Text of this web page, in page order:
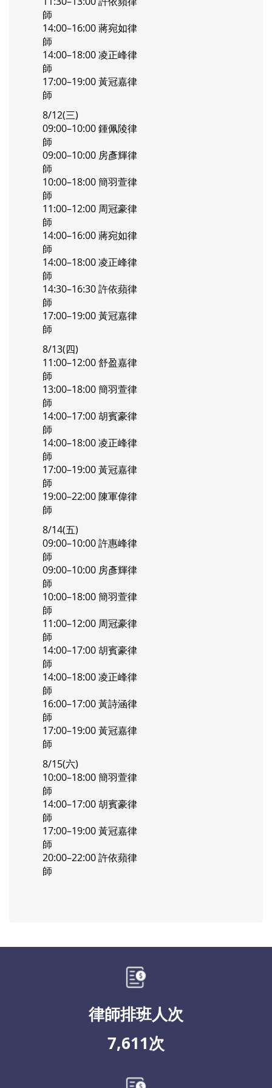
師
14:00–16:00 蔣宛如律
師
14:00–18:00 凌正峰律
師
17:00–19:00 黃冠嘉律
師
8/12(三)
09:00–10:00 鍾佩陵律
師
09:00–10:00 房彥輝律
師
10:00–18:00 簡羽萱律
師
11:00–12:00 周冠豪律
師
14:00–16:00 蔣宛如律
師
14:00–18:00 凌正峰律
師
14:30–16:30 許依蘋律
師
17:00–19:00 黃冠嘉律
師
8/13(四)
11:00–12:00 舒盈嘉律
師
13:00–18:00 簡羽萱律
師
14:00–17:00 胡賓豪律
師
14:00–18:00 凌正峰律
師
17:00–19:00 黃冠嘉律
師
19:00–22:00 陳軍偉律
師
8/14(五)
09:00–10:00 許惠峰律
師
09:00–10:00 房彥輝律
師
10:00–18:00 簡羽萱律
師
11:00–12:00 周冠豪律
師
14:00–17:00 胡賓豪律
師
14:00–18:00 凌正峰律
師
16:00–17:00 黃詩涵律
師
17:00–19:00 黃冠嘉律
師
8/15(六)
10:00–18:00 簡羽萱律
師
14:00–17:00 胡賓豪律
師
17:00–19:00 黃冠嘉律
師
20:00–22:00 許依蘋律
師
律師排班人次
7,611次